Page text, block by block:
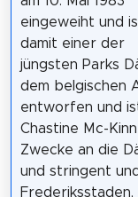
eingeweiht und
damit einer der
jüngsten Parks
dem belgischen
entworfen und
Chastine Mc-
Zwecke an die
und stringent